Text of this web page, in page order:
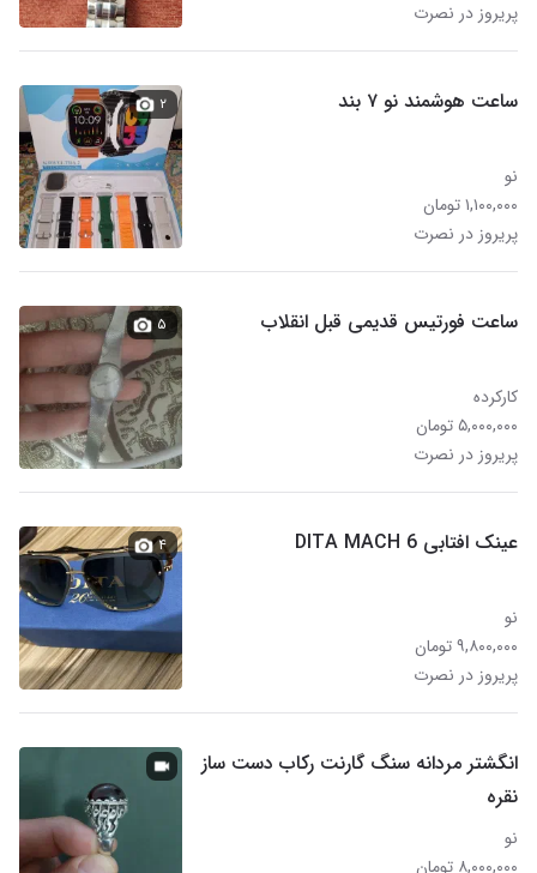
پریروز در نصرت
ساعت هوشمند نو ۷ بند
نو
۱,۱۰۰,۰۰۰ تومان
پریروز در نصرت
۲
ساعت فورتیس قدیمی قبل انقلاب
کارکرده
۵,۰۰۰,۰۰۰ تومان
پریروز در نصرت
۵
عینک افتابی DITA MACH 6
نو
۹,۸۰۰,۰۰۰ تومان
پریروز در نصرت
۴
انگشتر مردانه سنگ گارنت رکاب دست ساز
نقره
نو
۸,۰۰۰,۰۰۰ تومان